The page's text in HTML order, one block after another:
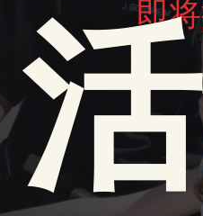
即